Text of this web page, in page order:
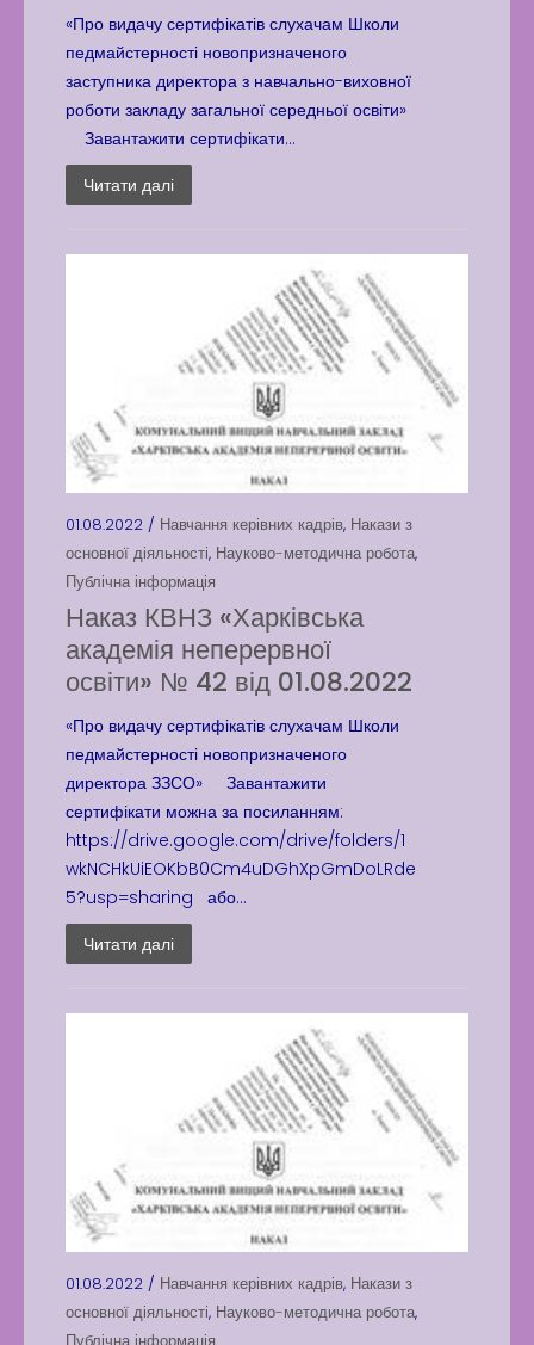
«Про видачу сертифікатів слухачам Школи
педмайстерності новопризначеного
заступника директора з навчально-виховної
роботи закладу загальної середньої освіти»
Завантажити сертифікати...
Читати далі
01.08.2022 / Навчання керівних кадрів, Накази з
основної діяльності, Науково-методична робота,
Публічна інформація
Наказ КВНЗ «Харківська
академія неперервної
освіти» № 42 від 01.08.2022
«Про видачу сертифікатів слухачам Школи
педмайстерності новопризначеного
директора ЗЗСО» Завантажити
сертифікати можна за посиланням:
https://drive.google.com/drive/folders/1
wkNCHkUiEOKbB0Cm4uDGhXpGmDoLRde
5?usp=sharing або...
Читати далі
01.08.2022 / Навчання керівних кадрів, Накази з
основної діяльності, Науково-методична робота,